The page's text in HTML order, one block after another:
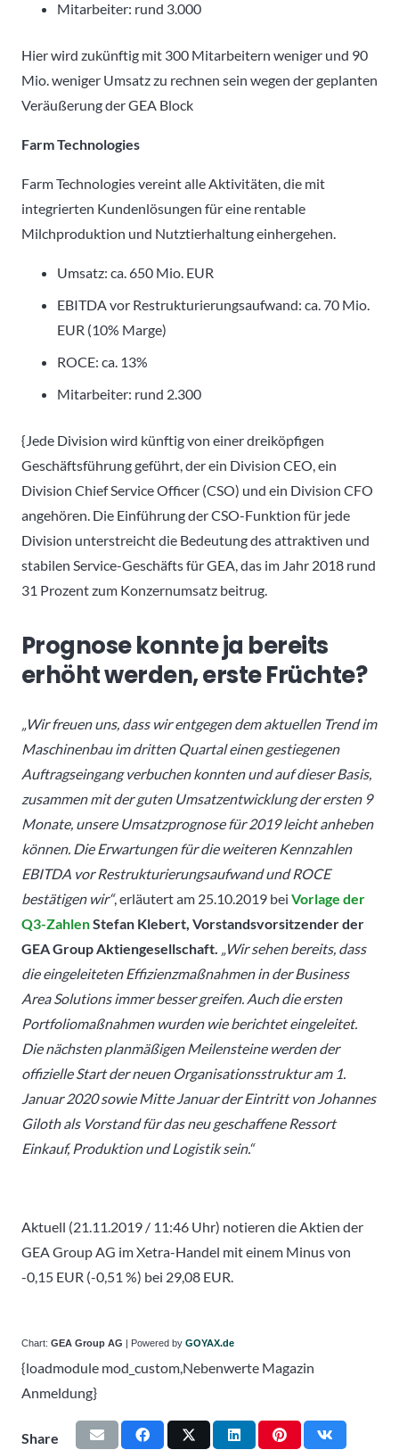
Mitarbeiter: rund 3.000
Hier wird zukünftig mit 300 Mitarbeitern weniger und 90
Mio. weniger Umsatz zu rechnen sein wegen der geplanten
Veräußerung der GEA Block
Farm Technologies
Farm Technologies vereint alle Aktivitäten, die mit
integrierten Kundenlösungen für eine rentable
Milchproduktion und Nutztierhaltung einhergehen.
Umsatz: ca. 650 Mio. EUR
EBITDA vor Restrukturierungsaufwand: ca. 70 Mio.
EUR (10% Marge)
ROCE: ca. 13%
Mitarbeiter: rund 2.300
{Jede Division wird künftig von einer dreiköpfigen
Geschäftsführung geführt, der ein Division CEO, ein
Division Chief Service Officer (CSO) und ein Division CFO
angehören. Die Einführung der CSO-Funktion für jede
Division unterstreicht die Bedeutung des attraktiven und
stabilen Service-Geschäfts für GEA, das im Jahr 2018 rund
31 Prozent zum Konzernumsatz beitrug.
Prognose konnte ja bereits
erhöht werden, erste Früchte?
„Wir freuen uns, dass wir entgegen dem aktuellen Trend im
Maschinenbau im dritten Quartal einen gestiegenen
Auftragseingang verbuchen konnten und auf dieser Basis,
zusammen mit der guten Umsatzentwicklung der ersten 9
Monate, unsere Umsatzprognose für 2019 leicht anheben
können. Die Erwartungen für die weiteren Kennzahlen
EBITDA vor Restrukturierungsaufwand und ROCE
bestätigen wir“, erläutert am 25.10.2019 bei Vorlage der
Q3-ZahlenStefan Klebert, Vorstandsvorsitzender der
GEA Group Aktiengesellschaft. „Wir sehen bereits, dass
die eingeleiteten Effizienzmaßnahmen in der Business
Area Solutions immer besser greifen. Auch die ersten
Portfoliomaßnahmen wurden wie berichtet eingeleitet.
Die nächsten planmäßigen Meilensteine werden der
offizielle Start der neuen Organisationsstruktur am 1.
Januar 2020 sowie Mitte Januar der Eintritt von Johannes
Giloth als Vorstand für das neu geschaffene Ressort
Einkauf, Produktion und Logistik sein.“
Aktuell (21.11.2019 / 11:46 Uhr) notieren die Aktien der
GEA Group AG im Xetra-Handel mit einem Minus von
-0,15 EUR (-0,51 %) bei 29,08 EUR.
Chart: GEA Group AG | Powered by GOYAX.de
{loadmodule mod_custom,Nebenwerte Magazin
Anmeldung}
Share